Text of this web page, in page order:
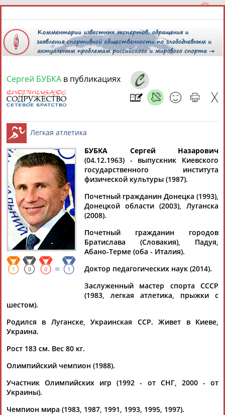
8 августа 2026 года,
СПОРТСМЕНЫ, ТРЕНЕРЫ И СПЕЦИАЛИСТЫ
Найдено: 13181персон Расширенный поиск
Аслаудин
АБАЕВ
Елена
АБАИМОВА
Мария
Юлия
Дмитрий
Тамилла
Рамазан
Ростом
Флюра
АББАТЕ-
БУЛАТОВА
Татьяна
Сергей БУБКА в публикациях
Легкая атлетика
1 0 0 = 1
БУБКА Сергей Назарович
(04.12.1963) - выпускник Киевского
государственного института
физической культуры (1987).
Почетный гражданин Донецка (1993),
Донецкой области (2003), Луганска
(2008).
Почетный гражданин городов
Братислава (Словакия), Падуя,
Абано-Терме (оба - Италия).
Доктор педагогических наук (2014).
Заслуженный мастер спорта СССР
(1983, легкая атлетика, прыжки с
шестом).
Родился в Луганске, Украинская ССР. Живет в Киеве,
Украина.
Рост 183 см. Вес 80 кг.
Олимпийский чемпион (1988).
Участник Олимпийских игр (1992 - от СНГ, 2000 - от
Украины).
Чемпион мира (1983, 1987, 1991, 1993, 1995, 1997).